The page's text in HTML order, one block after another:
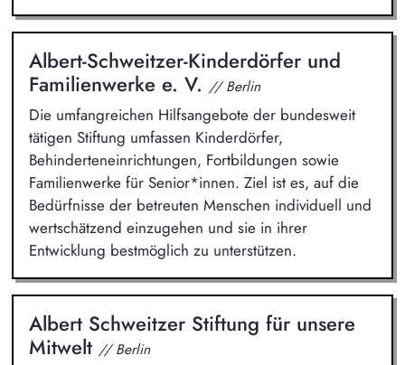
Albert-Schweitzer-Kinderdörfer und
Familienwerke e. V. // Berlin
Die umfangreichen Hilfsangebote der bundesweit
tätigen Stiftung umfassen Kinderdörfer,
Behinderteneinrichtungen, Fortbildungen sowie
Familienwerke für Senior*innen. Ziel ist es, auf die
Bedürfnisse der betreuten Menschen individuell und
wertschätzend einzugehen und sie in ihrer
Entwicklung bestmöglich zu unterstützen.
Albert Schweitzer Stiftung für unsere
Mitwelt // Berlin